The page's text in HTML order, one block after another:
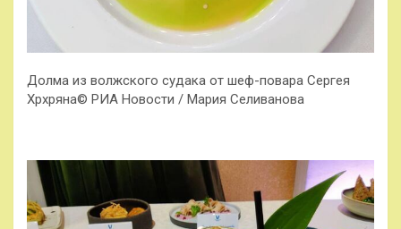
Долма из волжского судака от шеф-повара Сергея
Хрхряна© РИА Новости / Мария Селиванова